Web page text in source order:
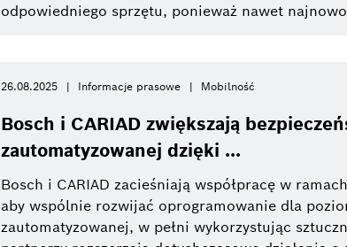
odpowiedniego sprzętu, ponieważ nawet
26.08.2025 Informacje prasowe Mobilność
Bosch i CARIAD zwiększają
zautomatyzowanej dzięki ...
Bosch i CARIAD zacieśniają współpracę w
aby wspólnie rozwijać oprogramowanie dla
zautomatyzowanej, w pełni wykorzystując